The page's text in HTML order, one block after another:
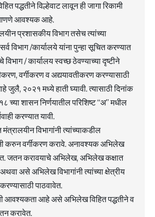
पद्धतीने विल्हेवाट लावून ही जागा रिकामी
आवश्यक आहे.
प्रशासकीय विभाग तसेच त्यांच्या
विभाग /कार्यालये यांना पुन्हा सूचित करण्यात
विभाग / कार्यालय स्वच्छ ठेवण्याच्या दृष्टीने
वर्गीकरण व अद्ययावतीकरण करण्यासाठी
जुलै, २०२१ मध्ये हाती घ्यावी. त्यासाठी दिनांक
च्या शासन निर्णयातील परिशिष्ट “अ” मधील
करण्यात यावी.
मंत्रालयीन विभागांनी त्यांच्याकडील
करुन वर्गीकरण करावे. अनावश्यक अभिलेख
जतन करावयाचे अभिलेख, अभिलेख कक्षात
असे अभिलेख विभागांनी त्यांच्या क्षेत्रीय
पाठवावेत.
आवश्यकता आहे असे अभिलेख विहित पद्धतीने व
करावेत.